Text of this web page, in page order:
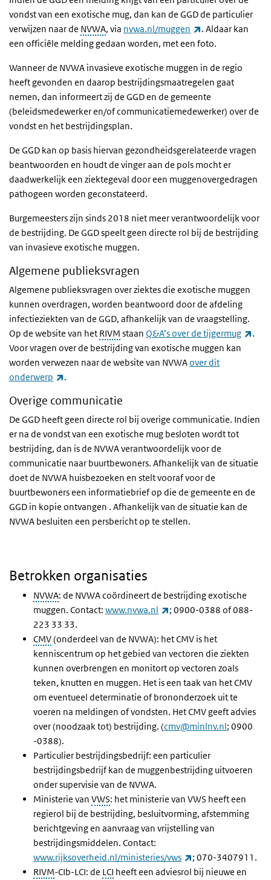
vondst van een exotische mug, dan kan de GGD de particulier
verwijzen naar de NVWA, via nvwa.nl/muggen (externe link)
. Aldaar kan
een officiële melding gedaan worden, met een foto.
Wanneer de NVWA invasieve exotische muggen in de regio
heeft gevonden en daarop bestrijdingsmaatregelen gaat
nemen, dan informeert zij de GGD en de gemeente
(beleidsmedewerker en/of communicatiemedewerker) over de
vondst en het bestrijdingsplan.
De GGD kan op basis hiervan gezondheidsgerelateerde vragen
beantwoorden en houdt de vinger aan de pols mocht er
daadwerkelijk een ziektegeval door een muggenovergedragen
pathogeen worden geconstateerd.
Burgemeesters zijn sinds 2018 niet meer verantwoordelijk voor
de bestrijding. De GGD speelt geen directe rol bij de bestrijding
van invasieve exotische muggen.
Algemene publieksvragen
Algemene publieksvragen over ziektes die exotische muggen
kunnen overdragen, worden beantwoord door de afdeling
infectieziekten van de GGD, afhankelijk van de vraagstelling.
Op de website van het RIVM staan Q&A’s over de tijgermug
.
Voor vragen over de bestrijding van exotische muggen kan
worden verwezen naar de website van NVWAover dit
onderwerp
(externe link)
.
Overige communicatie
De GGD heeft geen directe rol bij overige communicatie. Indien
er na de vondst van een exotische mug besloten wordt tot
bestrijding, dan is de NVWA verantwoordelijk voor de
communicatie naar buurtbewoners. Afhankelijk van de situatie
doet de NVWA huisbezoeken en stelt vooraf voor de
buurtbewoners een informatiebrief op die de gemeente en de
GGD in kopie ontvangen . Afhankelijk van de situatie kan de
NVWA besluiten een persbericht op te stellen.
Betrokken organisaties
NVWA: de NVWA coördineert de bestrijding exotische
muggen. Contact: www.nvwa.nl (externe link)
; 0900-0388 of 088-
223 33 33.
CMV(onderdeel van de NVWA): het CMV is het
kenniscentrum op het gebied van vectoren die ziekten
kunnen overbrengen en monitort op vectoren zoals
teken, knutten en muggen. Het is een taak van het CMV
om eventueel determinatie of brononderzoek uit te
voeren na meldingen of vondsten. Het CMV geeft advies
over (noodzaak tot) bestrijding. (cmv@minlnv.nl; 0900
-0388).
Particulier bestrijdingsbedrijf: een particulier
bestrijdingsbedrijf kan de muggenbestrijding uitvoeren
onder supervisie van de NVWA.
Ministerie van VWS: het ministerie van VWS heeft een
regierol bij de bestrijding, besluitvorming, afstemming
berichtgeving en aanvraag van vrijstelling van
bestrijdingsmiddelen. Contact:
www.rijksoverheid.nl/ministeries/vws
(externe link)
; 070-3407911.
RIVM-CIb-LCI: de LCI heeft een adviesrol bij nieuwe en